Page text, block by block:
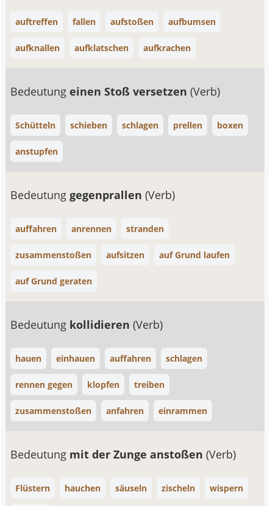
auftreffen fallen aufstoßen aufbumsen
aufknallen aufklatschen aufkrachen
Bedeutungeinen Stoß versetzen(Verb)
Schütteln schieben schlagen prellen boxen
anstupfen
Bedeutunggegenprallen(Verb)
auffahren anrennen stranden
zusammenstoßen aufsitzen auf Grund laufen
auf Grund geraten
Bedeutung kollidieren(Verb)
hauen einhauen auffahren schlagen
rennen gegen klopfen treiben
zusammenstoßen anfahren einrammen
Bedeutung mit der Zunge anstoßen(Verb)
Flüstern hauchen säuseln zischeln wispern